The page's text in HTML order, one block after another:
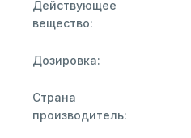
Действующее
вещество:
Дозировка:
Страна
производитель: